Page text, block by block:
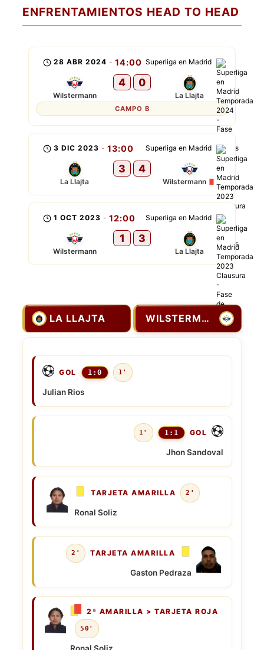
ENFRENTAMIENTOS HEAD TO HEAD
Superliga en Madrid
28 ABR 2024 - 14:00
Wilstermann
4 0
La Llajta
CAMPO B
Superliga en Madrid
3 DIC 2023 - 13:00
La Llajta
3 4
Wilstermann
Superliga en Madrid
1 OCT 2023 - 12:00
Wilstermann
1 3
La Llajta
LA LLAJTA WILSTERMANN
GOL 1:0 1'
Julian Rios
1' 1:1 GOL
Jhon Sandoval
TARJETA AMARILLA 2'
Ronal Soliz
2' TARJETA AMARILLA
Gaston Pedraza
2ª AMARILLA > TARJETA ROJA
50'